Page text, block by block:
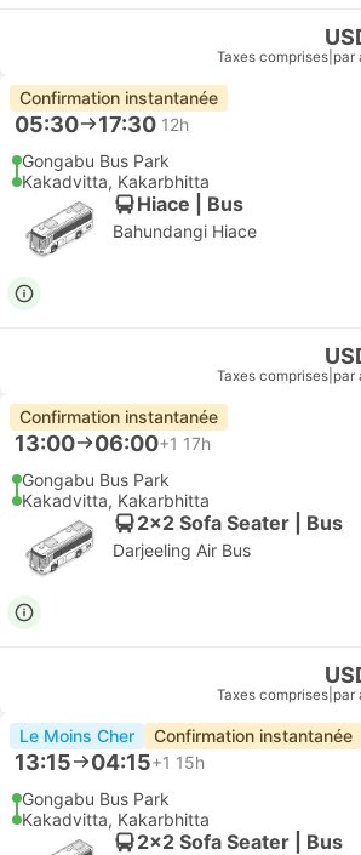
Taxes comprises par
Confirmation instantanée
05:30 17:30 12h
Gongabu Bus Park
Kakadvitta, Kakarbhitta
Hiace | Bus
Bahundangi Hiace
Taxes comprises par
Confirmation instantanée
13:00 06:00+1 17h
Gongabu Bus Park
Kakadvitta, Kakarbhitta
2x2 Sofa Seater | Bus
Darjeeling Air Bus
Taxes comprises par
Le Moins Cher Confirmation instantanée
13:15 04:15+1 15h
Gongabu Bus Park
Kakadvitta, Kakarbhitta
2x2 Sofa Seater | Bus